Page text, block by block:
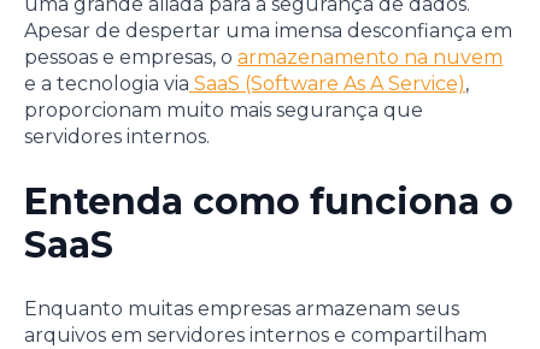
Apesar de despertar uma imensa desconfiança em
pessoas e empresas, o armazenamento na nuvem
e a tecnologia via SaaS (Software As A Service),
proporcionam muito mais segurança que
servidores internos.
Entenda como funciona o
SaaS
Enquanto muitas empresas armazenam seus
arquivos em servidores internos e compartilham